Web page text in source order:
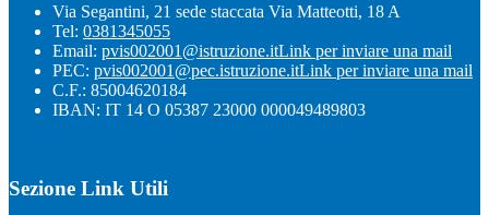
Via Segantini, 21 sede staccata Via Matteotti, 18 A
Tel: 0381345055
Email: pvis002001@istruzione.itLink per inviare una mail
PEC: pvis002001@pec.istruzione.itLink per inviare una mail
C.F.: 85004620184
IBAN: IT 14 O 05387 23000 000049489803
Sezione Link Utili